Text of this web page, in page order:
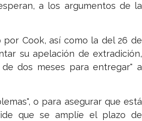
a los argumentos de la
Cook, así como la del 26 de
su apelación de extradición,
dos meses para entregar" a
o para asegurar que está
que se amplíe el plazo de